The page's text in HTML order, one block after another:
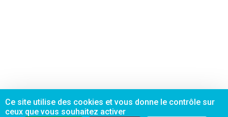
facebook linkedin instagram phone email
Ce site utilise des cookies et vous donne le contrôle sur
ceux que vous souhaitez activer